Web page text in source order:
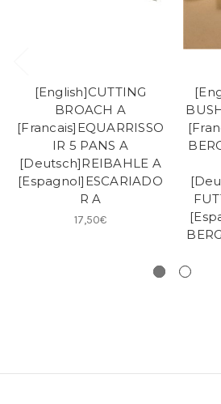
[English]CUTTING
BROACH A
[Francais]EQUARRISSO
IR 5 PANS A
[Deutsch]REIBAHLE A
[Espagnol]ESCARIADO
R A
17,50€